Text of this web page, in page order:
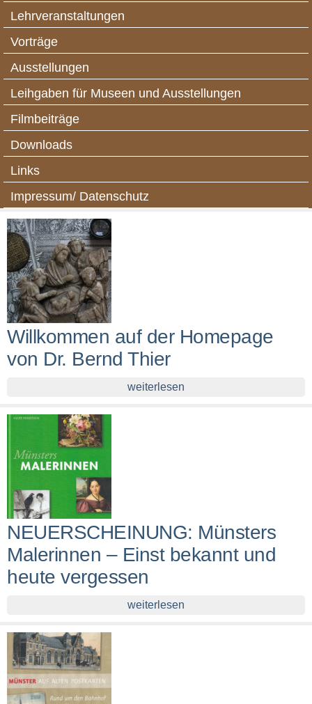
Lehrveranstaltungen
Vorträge
Ausstellungen
Leihgaben für Museen und Ausstellungen
Filmbeiträge
Downloads
Links
Impressum/ Datenschutz
Willkommen auf der Homepage
von Dr. Bernd Thier
weiterlesen
NEUERSCHEINUNG: Münsters
Malerinnen – Einst bekannt und
heute vergessen
weiterlesen